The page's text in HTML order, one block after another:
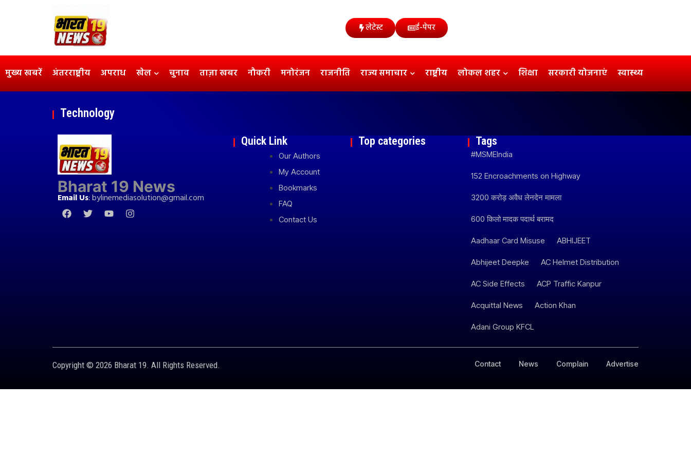
लेटेस्ट ई-पेपर
मुख्य खबरें अंतरराष्ट्रीय अपराध खेल चुनाव ताज़ा खबर नौकरी मनोरंजन राजनीति राज्य समाचार राष्ट्रीय लोकल शहर शिक्षा सरकारी योजनाएं स्वास्थ्य
Technology
Bharat 19 News
Email Us:bylinemediasolution@gmail.com
Quick Link
Our Authors
My Account
Bookmarks
FAQ
Contact Us
Top categories Tags
#MSMEIndia
152 Encroachments on Highway
3200 करोड़ अवैध लेनदेन मामला
600 किलो मादक पदार्थ बरामद
Aadhaar Card Misuse ABHIJEET
Abhijeet Deepke AC Helmet Distribution
AC Side Effects ACP Traffic Kanpur
Acquittal News Action Khan
Adani Group KFCL
Copyright © 2026 Bharat 19. All Rights Reserved. Contact News Complain Advertise